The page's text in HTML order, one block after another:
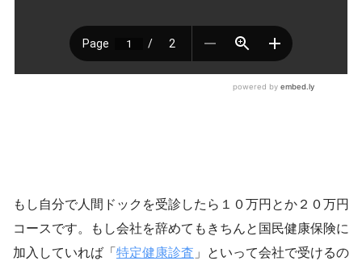
もし自分で人間ドックを受診したら１０万円とか２０万円
コースです。もし会社を辞めてもきちんと国民健康保険に
加入していれば「 特定健康診査 」といって会社で受けるの